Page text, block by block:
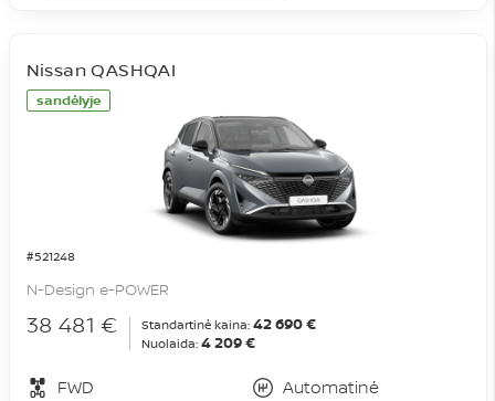
sandėlyje
#521248
Nissan QASHQAI
N-Design e-POWER
38 481 € Standartinė kaina: 42 690 €
Nuolaida: 4 209 €
FWD
Automatinė